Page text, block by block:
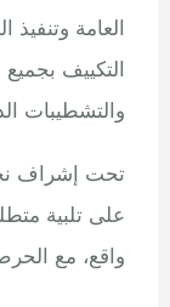
العامة وتنفيذ
التكييف بجميع
والتشطيبات
تحت إشراف
على تلبية
واقع، مع